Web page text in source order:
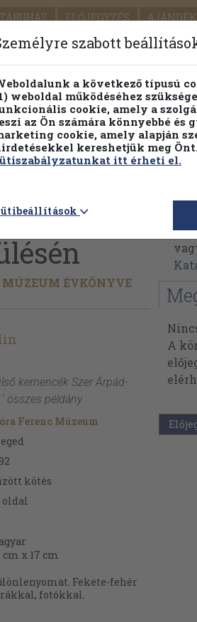
ELŐJEGYZÉS
PILLANATNYI ÁRAINK
Részletes kereső
ÉVKÖNYVE
kemencék Szer Árpád-
összes példány
Ferenc Múzeum
kötés
oldal
cm x 17 cm
Fekete-fehér
fotókkal.
A
szabott
a következő típusú
weboldal működéséhez
cookie, amely a
az Ön számára könnyebbé és
cookie, amely alapján
kereshetjük meg
itt érheti el.